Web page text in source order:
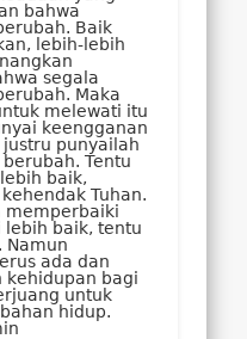
bahwa
Baik
lebih-lebih
segala
Maka
melewati itu
keengganan
punyailah
Tentu
baik,
Tuhan.
memperbaiki
baik, tentu
Namun
ada dan
kehidupan bagi
untuk
hidup.